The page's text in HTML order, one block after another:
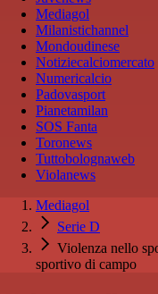
Mediagol
Milanistichannel
Mondoudinese
Notiziecalciomercato
Numericalcio
Padovasport
Pianetamilan
SOS Fanta
Toronews
Tuttobolognaweb
Violanews
Mediagol
Serie D
Vio­len­za nel­lo
spor­ti­vo di cam­po